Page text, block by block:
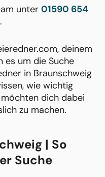
unter 01590 654
deinem
es um die Suche
in Braunschweig
wie wichtig
dich dabei
zu machen.
| So
Suche